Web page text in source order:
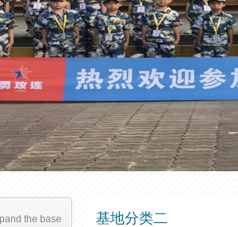
the base 基地分类二